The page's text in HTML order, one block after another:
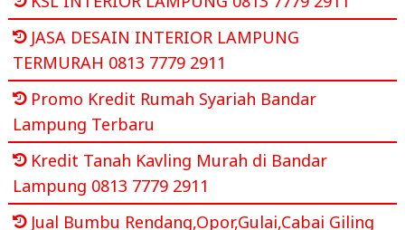
JASA DESAIN INTERIOR LAMPUNG
TERMURAH 0813 7779 2911
Promo Kredit Rumah Syariah Bandar
Lampung Terbaru
Kredit Tanah Kavling Murah di Bandar
Lampung 0813 7779 2911
Jual Bumbu Rendang,Opor,Gulai,Cabai Giling